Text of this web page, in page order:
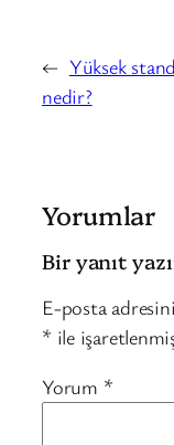
← Yüksek
nedir?
Yorumlar
Bir yanıt
E-posta
* ile
Yorum *